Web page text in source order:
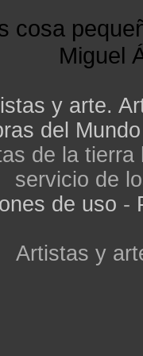
cosa
Miguel
y arte.
del Mundo
de la
servicio de
de uso -
Artistas y